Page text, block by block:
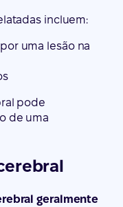
incluem:
uma lesão na
pode
de uma
geralmente